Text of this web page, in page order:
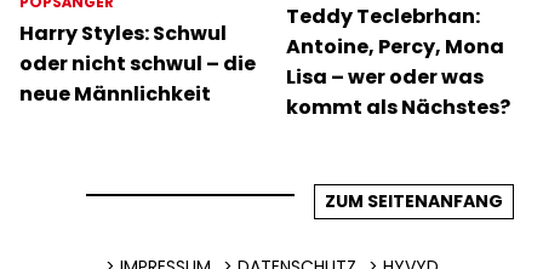
Harry Styles: Schwul
oder nicht schwul – die
neue Männlichkeit
Teddy Teclebrhan:
Antoine, Percy, Mona
Lisa – wer oder was
kommt als Nächstes?
ZUM SEITENANFANG